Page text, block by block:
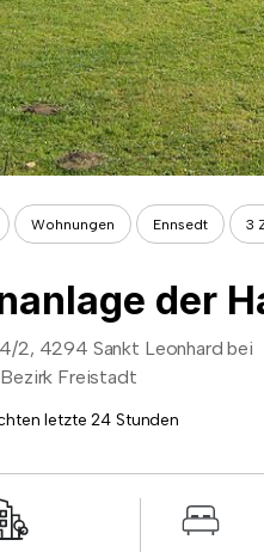
Wohnungen Ennsedt 3
2, 4294 Sankt Leonhard bei
Freistadt
letzte 24 Stunden